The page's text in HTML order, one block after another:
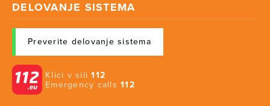
DELOVANJE SISTEMA
Preverite delovanje sistema
Klici v sili112
Emergency calls 112